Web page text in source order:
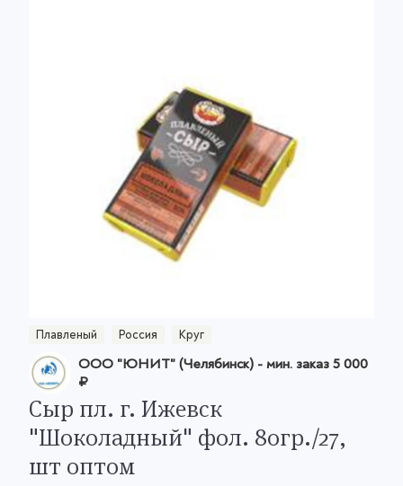
Плавленый Россия Круг
ООО "ЮНИТ" (Челябинск)- мин. заказ5 000
₽
Сыр пл. г. Ижевск
"Шоколадный" фол. 80гр./27,
шт оптом